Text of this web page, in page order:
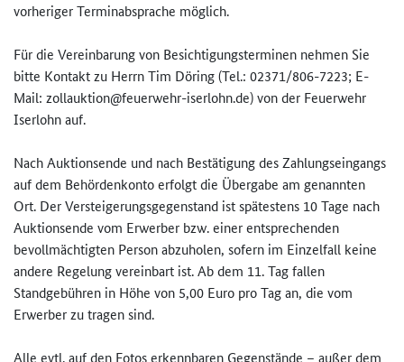
vorheriger Terminabsprache möglich.
Für die Vereinbarung von Besichtigungsterminen nehmen Sie
bitte Kontakt zu Herrn Tim Döring (Tel.: 02371/806-7223; E-
Mail: zollauktion@feuerwehr-iserlohn­.de) von der Feuerwehr
Iserlohn auf.
Nach Auktionsende und nach Bestätigung des Zahlungseingangs
auf dem Behördenkonto erfolgt die Übergabe am genannten
Ort. Der Versteigerungsgegenstand ist spätestens 10 Tage nach
Auktionsende vom Erwerber bzw. einer entsprechenden
bevollmächtigten Person abzuholen, sofern im Einzelfall keine
andere Regelung vereinbart ist. Ab dem 11. Tag fallen
Standgebühren in Höhe von 5,00 Euro pro Tag an, die vom
Erwerber zu tragen sind.
Alle evtl. auf den Fotos erkennbaren Gegenstände – außer dem